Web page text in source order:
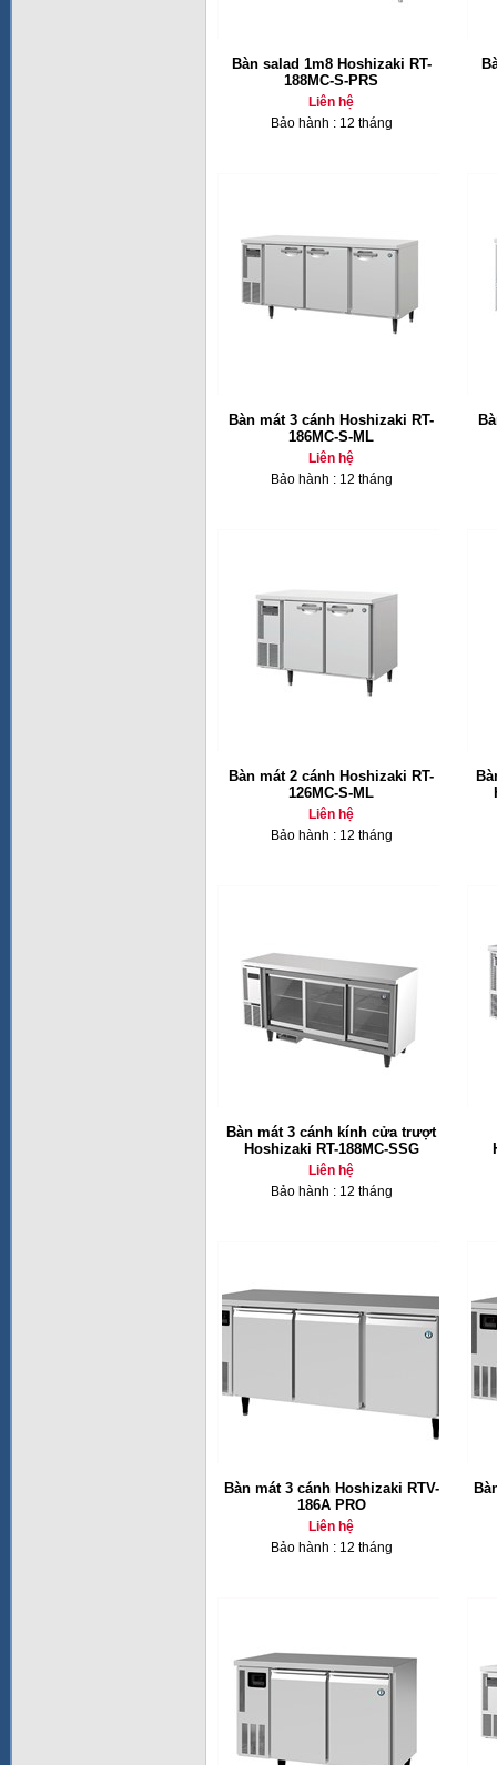
Bàn salad 1m8 Hoshizaki RT-
188MC-S-PRS
Liên hệ
Bảo hành : 12 tháng
Bàn mát 3 cánh Hoshizaki RT-
186MC-S-ML
Liên hệ
Bảo hành : 12 tháng
Bàn mát 2 cánh Hoshizaki RT-
126MC-S-ML
Liên hệ
Bảo hành : 12 tháng
Bàn mát 3 cánh kính cửa trượt
Hoshizaki RT-188MC-SSG
Liên hệ
Bảo hành : 12 tháng
Bàn mát 3 cánh Hoshizaki RTV-
186A PRO
Liên hệ
Bảo hành : 12 tháng